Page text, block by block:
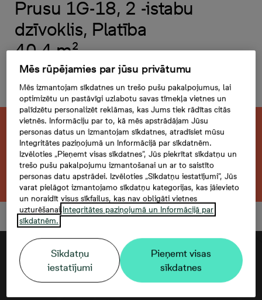
Prusu 1G-18, 2 -istabu
dzīvoklis, Platība
40,4 m²
Šim dzīvoklim iegādāties
autostāvvietu nav iespējams
Šis dzīvoklis ir pārdots. Vēlaties atrast kaut
ko līdzīgu?
Meklēt citu dzīvokli
Mēs rūpējamies par jūsu privātumu
Mēs izmantojam sīkdatnes un trešo pušu pakalpojumus, lai
optimizētu un pastāvīgi uzlabotu savas tīmekļa vietnes un
palīdzētu personalizēt reklāmas, kas Jums tiek rādītas citās
vietnēs. Informāciju par to, kā mēs apstrādājam Jūsu
personas datus un izmantojam sīkdatnes, atradīsiet mūsu
Integritātes paziņojumā un Informācijā par sīkdatnēm.
Izvēloties „Pieņemt visas sīkdatnes”, Jūs piekrītat sīkdatņu un
trešo pušu pakalpojumu izmantošanai un ar to saistīto
personas datu apstrādei. Izvēloties „Sīkdatņu iestatījumi”, Jūs
varat pielāgot izmantojamo sīkdatņu kategorijas, kas jāievieto
un noraidīt visus sīkfailus, kas nav obligāti vietnes
uzturēšanai.Integritātes paziņojumā un Informācijā par
sīkdatnēm.
Sīkdatņu
iestatījumi
Pieņemt visas
sīkdatnes